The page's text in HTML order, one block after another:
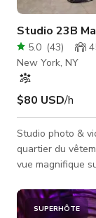
Studio 23B
5.0 (43)
New York, NY
$80 USD/h
Studio photo &
quartier du
vue magnifique sur Manhattan.
vous avez besoin
l'équipement
SUPERHÔTE